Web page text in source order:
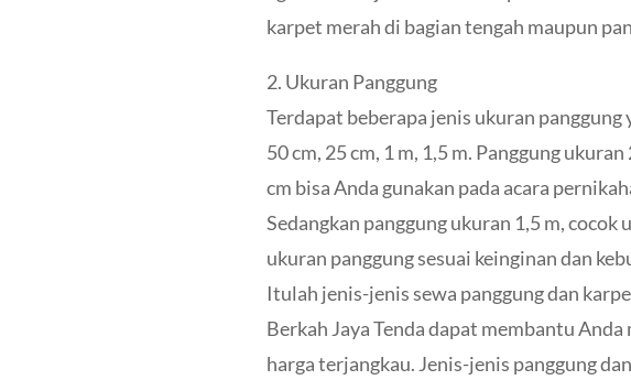
karpet merah di bagian tengah maupun
2. Ukuran Panggung
Terdapat beberapa jenis ukuran
50 cm, 25 cm, 1 m, 1,5 m. Panggung
cm bisa Anda gunakan pada acara
Sedangkan panggung ukuran 1,5 m,
ukuran panggung sesuai keinginan dan
Itulah jenis-jenis sewa panggung dan
Berkah Jaya Tenda dapat membantu
harga terjangkau. Jenis-jenis panggung